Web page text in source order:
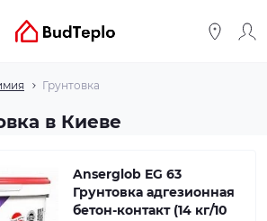
Грунтовка
в Киеве
Anserglob EG 63
Грунтовка адгезионная
бетон-контакт (14 кг/10